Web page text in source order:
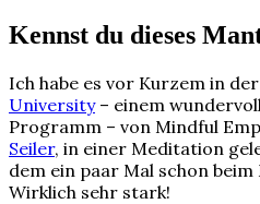
Kennst du dieses
Ich habe es vor Kurzem in der
University– einem
Programm – von Mindful
Seiler, in einer Meditation
dem ein paar Mal schon
Wirklich sehr stark!